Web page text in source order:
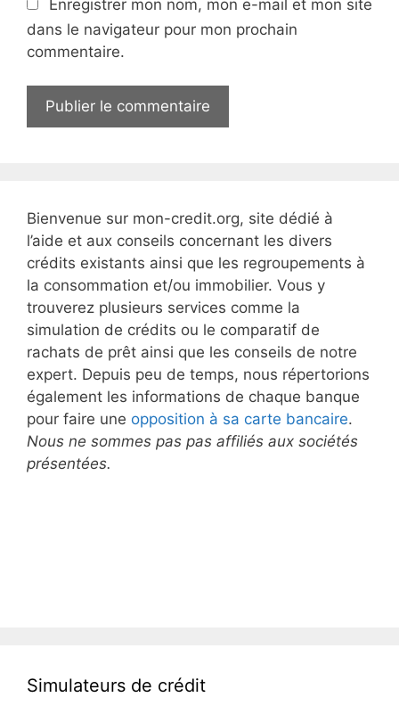
le
b
Enregistrer mon nom, mon e-mail et mon site
dans le navigateur pour mon prochain
commentaire.
Bienvenue sur mon-credit.org, site dédié à
l’aide et aux conseils concernant les divers
crédits existants ainsi que les regroupements à
la consommation et/ou immobilier. Vous y
trouverez plusieurs services comme la
simulation de crédits ou le comparatif de
rachats de prêt ainsi que les conseils de notre
expert. Depuis peu de temps, nous répertorions
également les informations de chaque banque
pour faire une opposition à sa carte bancaire.
Nous ne sommes pas pas affiliés aux sociétés
présentées.
Simulateurs de crédit